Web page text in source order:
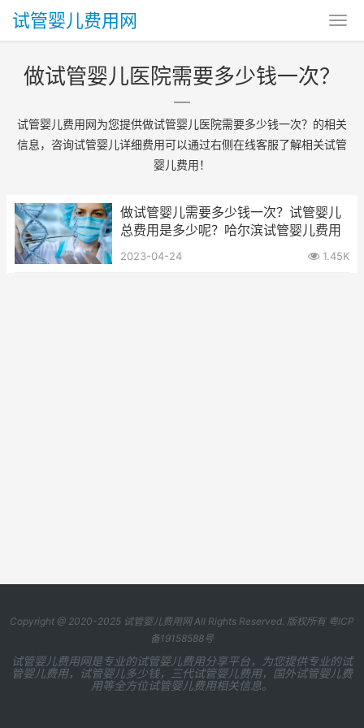
试管婴儿费用网
做试管婴儿医院需要多少钱一次？
试管婴儿费用网为您提供做试管婴儿医院需要多少钱一次？的相关
信息，咨询试管婴儿详细费用可以通过右侧在线客服了解相关试管
婴儿费用！
做试管婴儿需要多少钱一次？试管婴儿
总费用是多少呢？哈尔滨试管婴儿费用
2023-04-24 1.45K
Copyright @ 2020-2025 试管婴儿费用网All Rights Reserved. 版权所有 粤ICP
备19158588号
试管婴儿费用网是专业的试管婴儿费用分享平台，为您提供专业的试
管婴儿费用，试管婴儿多少钱，三代试管婴儿费用，国外试管婴儿费
用等全方位试管婴儿费用相关信息。